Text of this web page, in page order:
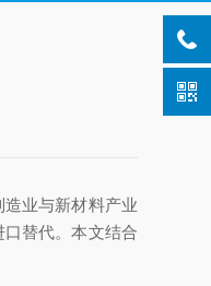
业与新材料产业
替代。本文结合